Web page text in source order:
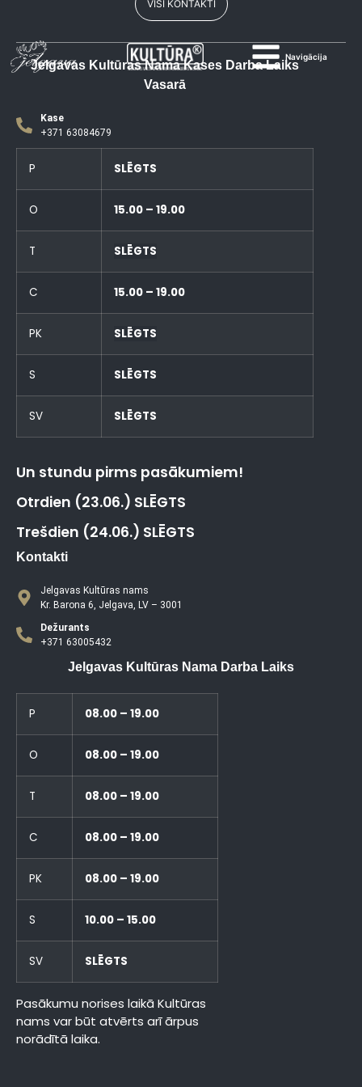
Navigācija
VISI KONTAKTI
Jelgavas Kultūras Nama Kases Darba Laiks
Vasarā
Kase
+371 63084679
P SLĒGTS
O 15.00 – 19.00
T SLĒGTS
C 15.00 – 19.00
PK SLĒGTS
S SLĒGTS
SV SLĒGTS
Un stundu pirms pasākumiem!
Otrdien (23.06.) SLĒGTS
Trešdien (24.06.) SLĒGTS
Kontakti
Jelgavas Kultūras nams
Kr. Barona 6, Jelgava, LV – 3001
Dežurants
+371 63005432
Jelgavas Kultūras Nama Darba Laiks
P 08.00 – 19.00
O 08.00 – 19.00
T 08.00 – 19.00
C 08.00 – 19.00
PK 08.00 – 19.00
S 10.00 – 15.00
SV SLĒGTS
Pasākumu norises laikā Kultūras
nams var būt atvērts arī ārpus
norādītā laika.